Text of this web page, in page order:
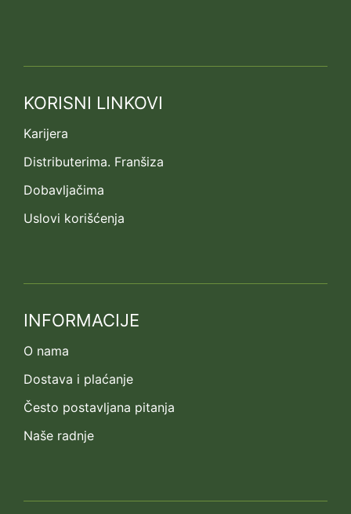
KORISNI LINKOVI
Karijera
Distributerima. Franšiza
Dobavljačima
Uslovi korišćenja
INFORMACIJE
O nama
Dostava i plaćanje
Često postavljana pitanja
Naše radnje